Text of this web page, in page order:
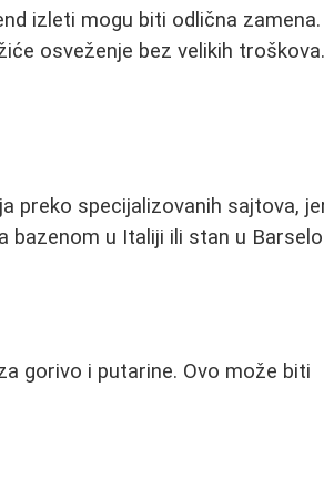
izleti mogu biti odlična
osveženje bez velikih troškova.
preko specijalizovanih sajtova,
u Italiji ili stan u
gorivo i putarine. Ovo može biti